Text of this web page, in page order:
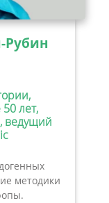
Рубин
лет,
ведущий
методики